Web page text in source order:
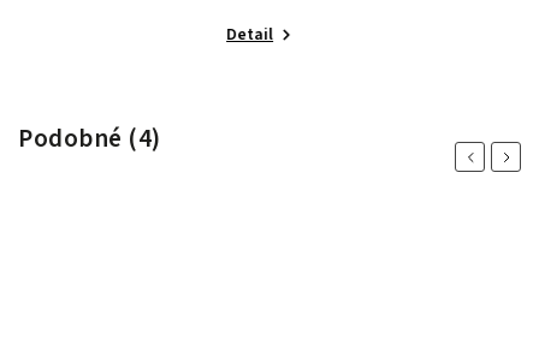
Podobné (4)
PreviousNext